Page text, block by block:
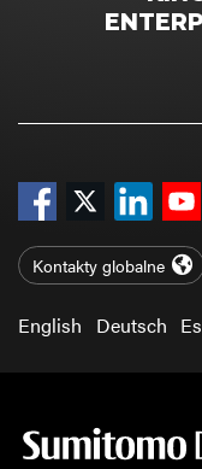
Kontakty globalne
English Deutsch